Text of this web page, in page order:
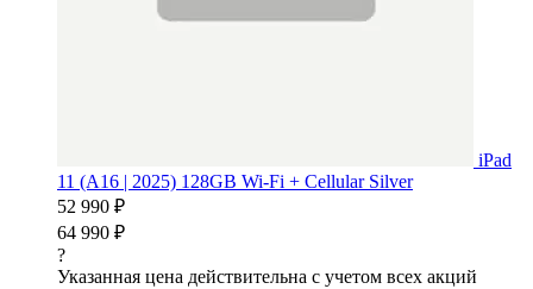
iPad
11 (A16 | 2025) 128GB Wi-Fi + Cellular Silver
52 990 ₽
64 990 ₽
?
Указанная цена действительна с учетом всех акций